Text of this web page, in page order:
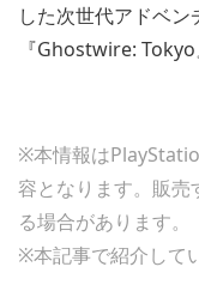
した次世代アドベ
『Ghostwire: Tokyo
※本情報は
容となります。販売
る場合があります。
※本記事で紹介して